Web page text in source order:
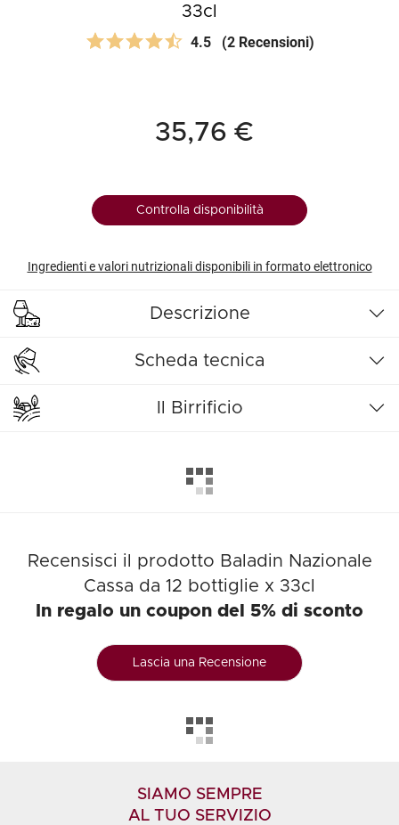
33cl
4.5 (2 Recensioni)
35,76 €
Controlla disponibilità
Ingredienti e valori nutrizionali disponibili in formato elettronico
Descrizione
Scheda tecnica
Il Birrificio
Recensisci il prodotto Baladin Nazionale
Cassa da 12 bottiglie x 33cl
In regalo un coupon del 5% di sconto
Lascia una Recensione
SIAMO SEMPRE
AL TUO SERVIZIO